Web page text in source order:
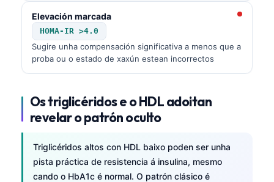
Elevación marcada
HOMA-IR >4.0
Sugire unha compensación significativa a menos que a
proba ou o estado de xaxún estean incorrectos
Os triglicéridos e o HDL adoitan
revelar o patrón oculto
Triglicéridos altos con HDL baixo poden ser unha
pista práctica de resistencia á insulina, mesmo
cando o HbA1c é normal. O patrón clásico é